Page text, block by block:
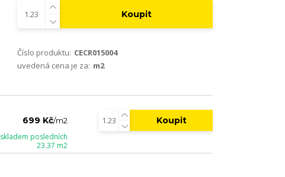
Koupit
Číslo produktu: CECR015004
uvedená cena je za: m2
699 Kč/m2
skladem posledních
23.37 m2
Koupit